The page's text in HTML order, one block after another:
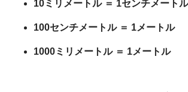
10ミリメートル ＝ 1センチメートル
100センチメートル ＝ 1メートル
1000ミリメートル ＝ 1メートル